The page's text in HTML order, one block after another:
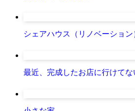
シェアハウス（リノベーショ
最近、完成したお店に行けてな